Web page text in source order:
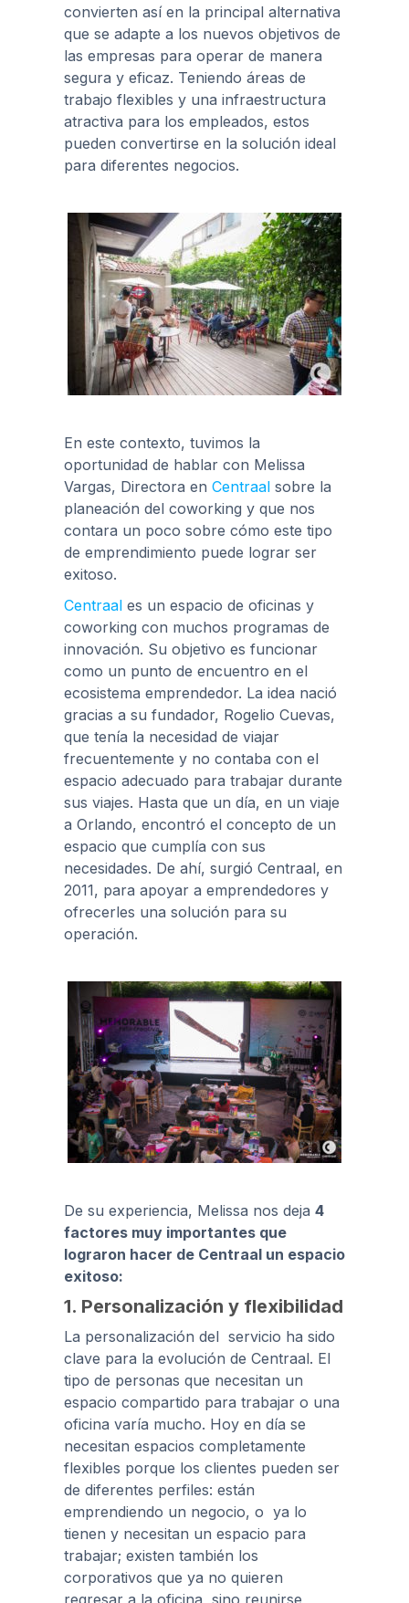
convierten así en la principal alternativa
que se adapte a los nuevos objetivos de
las empresas para operar de manera
segura y eficaz. Teniendo áreas de
trabajo flexibles y una infraestructura
atractiva para los empleados, estos
pueden convertirse en la solución ideal
para diferentes negocios.
En este contexto, tuvimos la
oportunidad de hablar con Melissa
Vargas, Directora en Centraal sobre la
planeación del coworking y que nos
contara un poco sobre cómo este tipo
de emprendimiento puede lograr ser
exitoso.
Centraal es un espacio de oficinas y
coworking con muchos programas de
innovación. Su objetivo es funcionar
como un punto de encuentro en el
ecosistema emprendedor. La idea nació
gracias a su fundador, Rogelio Cuevas,
que tenía la necesidad de viajar
frecuentemente y no contaba con el
espacio adecuado para trabajar durante
sus viajes. Hasta que un día, en un viaje
a Orlando, encontró el concepto de un
espacio que cumplía con sus
necesidades. De ahí, surgió Centraal, en
2011, para apoyar a emprendedores y
ofrecerles una solución para su
operación.
De su experiencia, Melissa nos deja 4
factores muy importantes que
lograron hacer de Centraal un espacio
exitoso:
1. Personalización y flexibilidad
La personalización del servicio ha sido
clave para la evolución de Centraal. El
tipo de personas que necesitan un
espacio compartido para trabajar o una
oficina varía mucho. Hoy en día se
necesitan espacios completamente
flexibles porque los clientes pueden ser
de diferentes perfiles: están
emprendiendo un negocio, o ya lo
tienen y necesitan un espacio para
trabajar; existen también los
corporativos que ya no quieren
regresar a la oficina, sino reunirse